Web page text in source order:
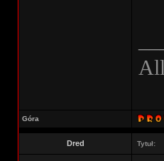
Góra
Dred Tytuł: